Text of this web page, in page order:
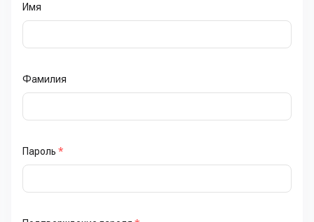
Имя
Фамилия
Пароль *